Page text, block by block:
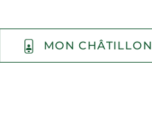
MON CHÂTILLON